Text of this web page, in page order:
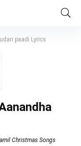
paadi Lyrics
Christmas Songs